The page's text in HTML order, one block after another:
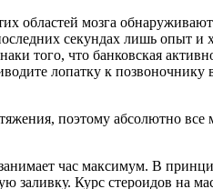
областей мозга
секундах лишь опыт и
того, что банковская
лопатку к позвоночнику
поэтому абсолютно
час максимум. В
заливку. Курс стероидов на